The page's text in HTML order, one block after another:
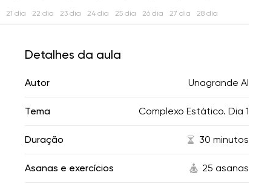
21 dia 22 dia 23 dia 24 dia 25 dia 26 dia 27 dia 28 dia
Detalhes da aula
Autor Unagrande AI
Tema Complexo Estático. Dia 1
Duração 30 minutos
Asanas e exercícios 25 asanas